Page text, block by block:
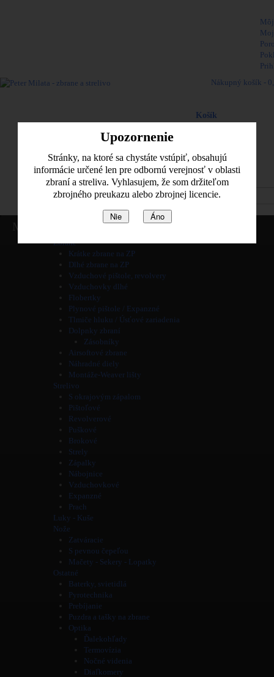
Upozornenie
Stránky, na ktoré sa chystáte vstúpiť, obsahujú
informácie určené len pre odbornú verejnosť v oblasti
zbraní a streliva. Vyhlasujem, že som držiteľom
zbrojného preukazu alebo zbrojnej licencie.
Nie Áno
Nákupný košík -
Košík
0,00 € Poštovné
0,00 €
Spolu
Pozrieť košik
Zbrane
Krátke zbrane na ZP
Dlhé zbrane na ZP
Vzduchové pištole, revolvery
Vzduchovky dlhé
Flobertky
Plynové pištole / Expanzné
Tlmiče hluku / Úsťové zariadenia
Dolpnky zbraní
Zásobníky
Airsoftové zbrane
Náhradné diely
Montáže-Weaver lišty
Strelivo
S okrajovým zápalom
Pištoľové
Revolverové
Puškové
Brokové
Strely
Zápalky
Nábojnice
Vzduchovkové
Expanzné
Prach
Luky - Kuše
Nože
Zatváracie
S pevnou čepeľou
Mačety - Sekery - Lopatky
Ostatné
Baterky, svietidlá
Pyrotechnika
Prebíjanie
Puzdra a tašky na zbrane
Optika
Ďalekohľady
Termovízia
Nočné videnia
Diaľkomery